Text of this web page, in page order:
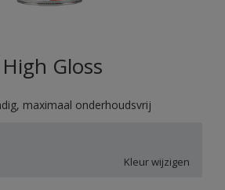
Gloss
maximaal onderhoudsvrij
Kleur wijzigen